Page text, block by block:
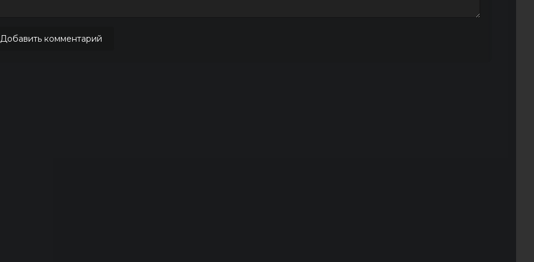
Добавить комментарий